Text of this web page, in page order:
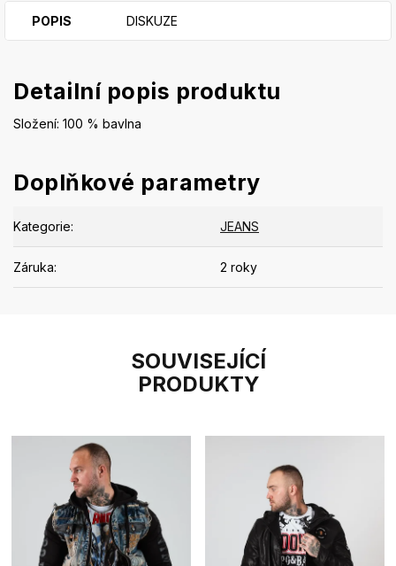
SOUVISEJÍCÍ
PRODUKTY
POPIS DISKUZE
Detailní popis produktu
Složení: 100 % bavlna
Doplňkové parametry
Kategorie: JEANS
Záruka: 2 roky